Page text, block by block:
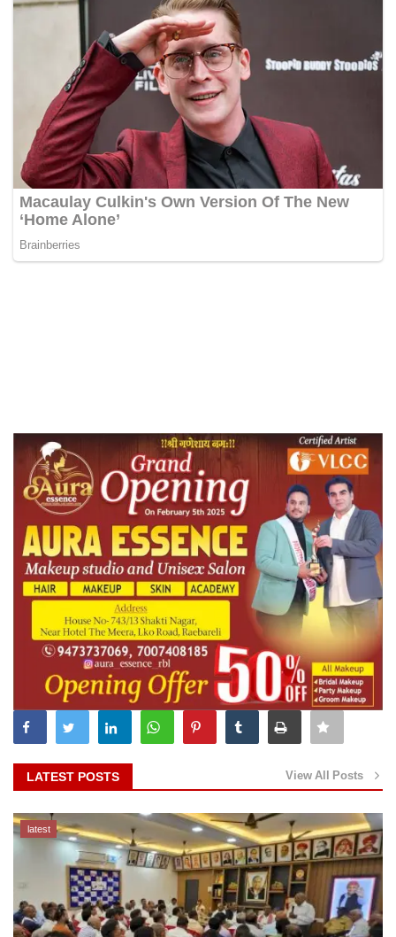
LATEST POSTS View All Posts
latest